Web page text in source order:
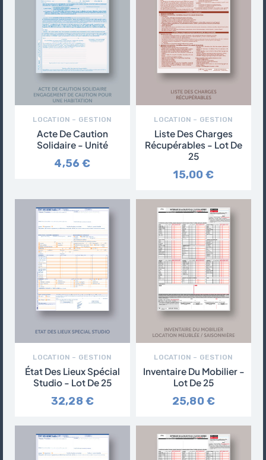
LOCATION – GESTION
Acte De Caution
Solidaire - Unité
4,56 €
LOCATION – GESTION
Liste Des Charges
Récupérables - Lot De
25
15,00 €
LOCATION – GESTION
État Des Lieux Spécial
Studio - Lot De 25
32,28 €
LOCATION – GESTION
Inventaire Du Mobilier -
Lot De 25
25,80 €